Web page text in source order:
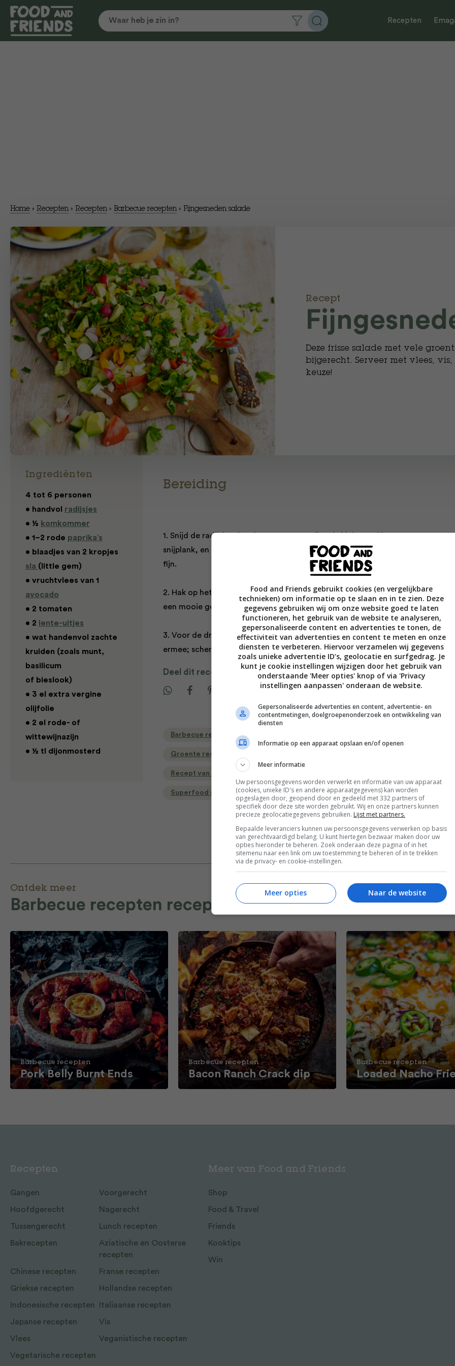
Recepten
Home » Recepten » Recepten » Barbecue recepten » Fijngesneden salade
Recept
Deze frisse salade met vele
bijgerecht. Serveer met vlees,
keuze!
Ingrediënten
4 tot 6 personen
• handvol radijsjes
• ½ komkommer
• 1–2 rode paprika’s
• blaadjes van 2 kropjes
sla (little gem)
• vruchtvlees van 1
avocado
• 2 tomaten
• 2
lente-uitjes
• wat handenvol zachte
kruiden (zoals munt,
basilicum
of bieslook)
• 3 el extra vergine
olijfolie
• 2 el rode- of
wittewijnazijn
• ½ tl dijonmosterd
Bereiding
1. Snijd de radijsjes, komkommer en paprika’s in kleine stukjes op een grote
snijplank, en voeg dan de sla, avocado, tomaten en lente-uitjes toe; snijd ook
fijn.
2. Hak op het laatst de kruiden fijn en voeg ze toe. Blijf snijden en hakken tot je
een mooie gemengde salade hebt.
3. Voor de dressing: doe de olijfolie, azijn en mosterd in een jampot en schud
ermee; schenk de dressing vlak voor het serveren over de salade.
Deel dit recept
Bewaar
Barbecue recepten
Groente recepten
Recept van de dag
Superfood recepten Vegetarische recepten Zomerrecepten
Ontdek meer
Barbecue recepten recepten
Barbecue recepten
Pork Belly Burnt Ends
Barbecue recepten
Bacon Ranch Crack dip
Barbecue recepten
Loaded Nacho
Recepten
Gangen Voorgerecht
Hoofdgerecht Nagerecht
Tussengerecht Lunch recepten
Bakrecepten
Aziatische en Oosterse
recepten
Chinese recepten Franse recepten
Griekse recepten Hollandse recepten
Indonesische recepten Italiaanse recepten
Japanse recepten Vis
Vlees Veganistische recepten
Vegetarische recepten
Meer van Food and Friends
Shop
Food & Travel
Friends
Kooktips
Win
Food and Friends gebruikt cookies (en vergelijkbare
technieken) om informatie op te slaan en in te zien. Deze
gegevens gebruiken wij om onze website goed te laten
functioneren, het gebruik van de website te analyseren,
gepersonaliseerde content en advertenties te tonen, de
effectiviteit van advertenties en content te meten en onze
diensten te verbeteren. Hiervoor verzamelen wij gegevens
zoals unieke advertentie ID’s, geolocatie en surfgedrag. Je
kunt je cookie instellingen wijzigen door het gebruik van
onderstaande 'Meer opties' knop of via 'Privacy
instellingen aanpassen' onderaan de website.
Gepersonaliseerde advertenties en content, advertentie- en
contentmetingen, doelgroepenonderzoek en ontwikkeling van
diensten
Informatie op een apparaat opslaan en/of openen
Meer informatie
Uw persoonsgegevens worden verwerkt en informatie van uw apparaat
(cookies, unieke ID's en andere apparaatgegevens) kan worden
opgeslagen door, geopend door en gedeeld met 332 partners of
specifiek door deze site worden gebruikt. Wij en onze partners kunnen
precieze geolocatiegegevens gebruiken. Lijst met partners.
Bepaalde leveranciers kunnen uw persoonsgegevens verwerken op basis
van gerechtvaardigd belang. U kunt hiertegen bezwaar maken door uw
opties hieronder te beheren. Zoek onderaan deze pagina of in het
sitemenu naar een link om uw toestemming te beheren of in te trekken
via de privacy- en cookie-instellingen.
Naar de website
Meer opties